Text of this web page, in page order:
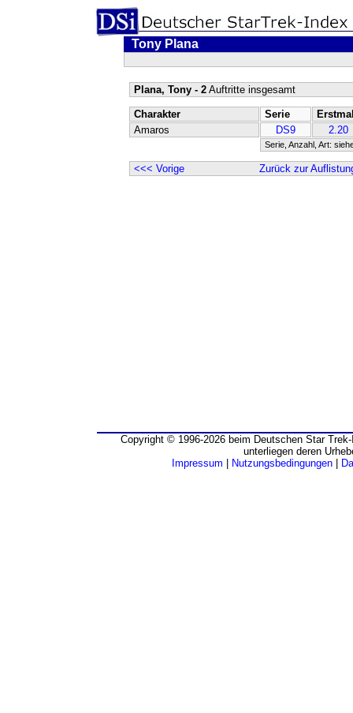
Tony Plana
Plana, Tony - 2Auftritte insgesamt
Charakter Serie
Amaros
DS9 2.20
Serie, Anzahl, Art:
<<< Vorige Zurück zur
Copyright © 1996-2026 beim Deutschen Star
unterliegen deren
Impressum
Nutzungsbedingungen